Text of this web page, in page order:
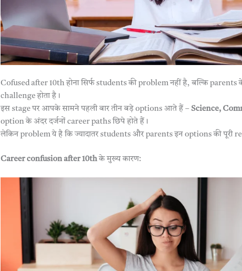
Cofused after 10th होना सिर्फ students की problem नहीं है, बल्कि parents
challenge होता है।
इस stage पर आपके सामने पहली बार तीन बड़े options आते हैं – Science,
option के अंदर दर्जनों career paths छिपे होते हैं।
लेकिन problem ये है कि ज्यादातर students और parents इन options की पूरी
Career confusion after 10thके मुख्य कारण: